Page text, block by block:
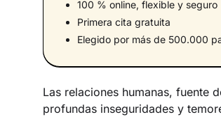
100 % online, flexible y seguro
Primera cita gratuita
Elegido por más de 500.000
Las relaciones humanas, fuente
profundas inseguridades y